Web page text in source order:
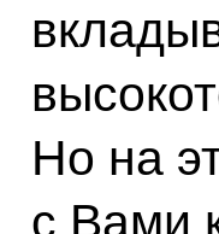
Но на
с Вами